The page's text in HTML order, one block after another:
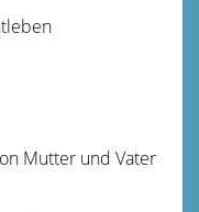
Mutter und Vater